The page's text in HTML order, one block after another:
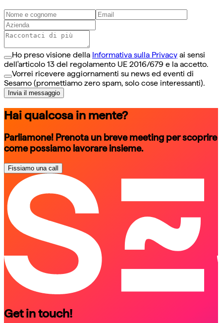
Ho preso visione della Informativa sulla Privacy ai sensi
dell'articolo 13 del regolamento UE 2016/679 e la accetto.
Vorrei ricevere aggiornamenti su news ed eventi di
Sesamo (promettiamo zero spam, solo cose interessanti).
Invia il messaggio
Hai qualcosa in mente?
Parliamone! Prenota un breve meeting per scoprire
come possiamo lavorare insieme.
Fissiamo una call
schedule a call
schedule a call
Get in touch!